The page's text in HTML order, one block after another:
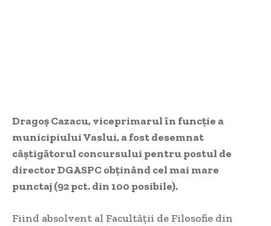
Dragoș Cazacu, viceprimarul în funcție a
municipiului Vaslui, a fost desemnat
câștigătorul concursului pentru postul de
director DGASPC obținând cel mai mare
punctaj (92 pct. din 100 posibile).
Fiind absolvent al Facultății de Filosofie din